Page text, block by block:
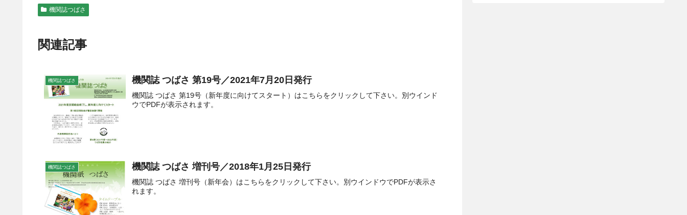
機関誌つばさ
関連記事
機関誌つばさ 機関誌 つばさ 第19号／2021年7月20日発行
機関誌 つばさ 第19号（新年度に向けてスタート）はこちらをクリックして下さい。別ウインド
ウでPDFが表示されます。
機関誌つばさ 機関誌 つばさ 増刊号／2018年1月25日発行
機関誌 つばさ 増刊号（新年会）はこちらをクリックして下さい。別ウインドウでPDFが表示さ
れます。